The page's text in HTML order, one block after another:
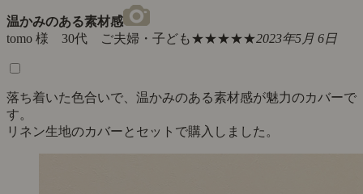
温かみのある素材感
tomo 様 30代 ご夫婦・子ども★★★★★2023年5月 6日
落ち着いた色合いで、温かみのある素材感が魅力のカバーで
す。
リネン生地のカバーとセットで購入しました。